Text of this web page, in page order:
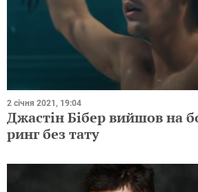
2 січня 2021, 19:04
Джастін Бібер вийшов на
ринг без тату